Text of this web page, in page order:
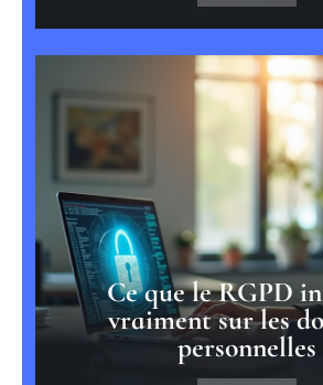
Ce que le RGPD
vraiment sur les
personnelles